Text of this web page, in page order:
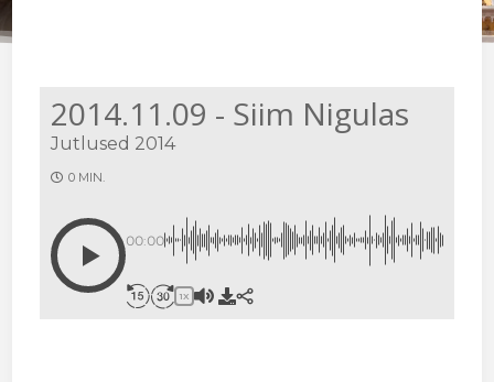
2014.11.09 - Siim Nigulas
Jutlused 2014
0 MIN.
00:00
1X